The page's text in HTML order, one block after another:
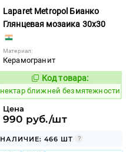
Laparet Metropol Бианко
Глянцевая мозаика 30x30
Материал:
Керамогранит
1125629
Код товара:
нектар ближней безмятежности
Цена
990 руб./шт
НАЛИЧИЕ: 466 ШТ